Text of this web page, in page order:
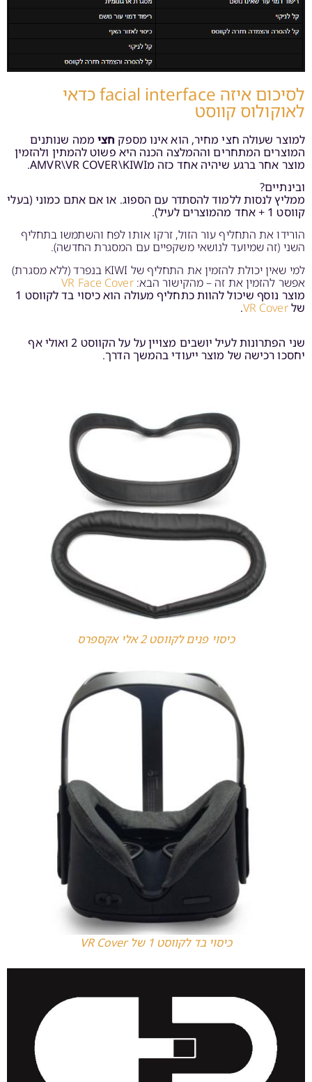
לסיכום איזה facial interface כדאי
לאוקולוס קווסט
למוצר שעולה חצי מחיר, הוא אינו מספק חציממה שנותנים
המוצרים המתחרים וההמלצה הכנה היא פשוט להמתין ולהזמין
מוצר אחר ברגע שיהיה אחד כזה מAMVR\VR COVER\KIWI.
ובינתיים?
ממליץ לנסות ללמוד להסתדר עם הספוג. או אם אתם כמוני (בעלי
קווסט 1 + אחד מהמוצרים לעיל).
הורידו את התחליף עור הזול, זרקו אותו לפח והשתמשו בתחליף
השני (זה שמיועד לנושאי משקפיים עם המסגרת החדשה).
למי שאין יכולת להזמין את התחליף של KIWI בנפרד (ללא מסגרת)
אפשר להזמין את זה – מהקישור הבא:VR Face Cover
מוצר נוסף שיכול להוות כתחליף מעולה הוא כיסוי בד לקווסט 1
שלVR Cover
.
שני הפתרונות לעיל יושבים מצויין על על הקווסט 2 ואולי אף
יחסכו רכישה של מוצר ייעודי בהמשך הדרך.
כיסוי פנים לקווסט 2 אלי אקספרס
כיסוי בד לקווסט 1 של VR Cover